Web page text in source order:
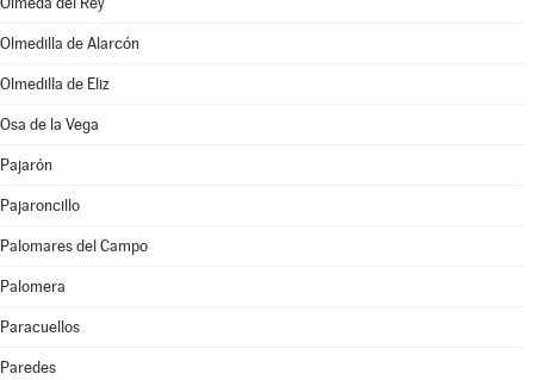
Olmedilla de Alarcón
Olmedilla de Eliz
Osa de la Vega
Pajarón
Pajaroncillo
Palomares del Campo
Palomera
Paracuellos
Paredes